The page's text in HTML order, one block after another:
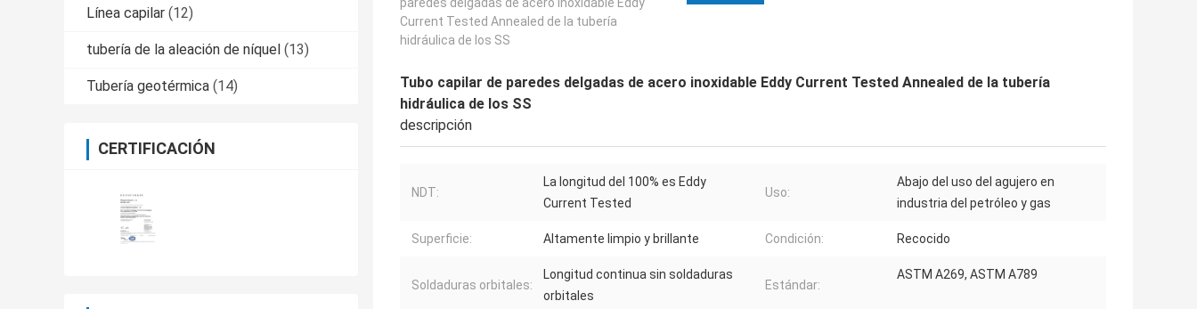
Línea capilar (12)
tubería de la aleación de níquel (13)
Tubería geotérmica (14)
CERTIFICACIÓN
paredes delgadas de acero inoxidable Eddy
Current Tested Annealed de la tubería
hidráulica de los SS
Tubo capilar de paredes delgadas de acero inoxidable Eddy Current Tested Annealed de la tubería
hidráulica de los SS
descripción
NDT:
La longitud del 100% es Eddy
Current Tested
Uso:
Abajo del uso del agujero en
industria del petróleo y gas
Superficie: Altamente limpio y brillante Condición: Recocido
Soldaduras orbitales:
Longitud continua sin soldaduras
orbitales
Estándar:
ASTM A269, ASTM A789